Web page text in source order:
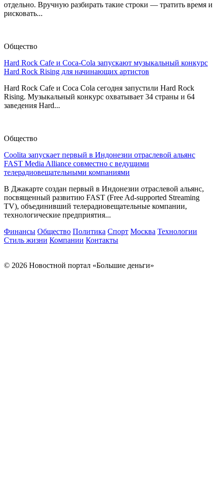
отдельно. Вручную разбирать такие строки — тратить время и
рисковать...
Общество
Hard Rock Cafe и Coca-Cola запускают музыкальный конкурс
Hard Rock Rising для начинающих артистов
Hard Rock Cafe и Coca Cola сегодня запустили Hard Rock
Rising. Музыкальный конкурс охватывает 34 страны и 64
заведения Hard...
Общество
Coolita запускает первый в Индонезии отраслевой альянс
FAST Media Alliance совместно с ведущими
телерадиовещательными компаниями
В Джакарте создан первый в Индонезии отраслевой альянс,
посвященный развитию FAST (Free Ad-supported Streaming
TV), объединивший телерадиовещательные компании,
технологические предприятия...
Финансы Общество Политика Спорт Москва Технологии
Стиль жизни Компании Контакты
© 2026 Новостной портал «Большие деньги»